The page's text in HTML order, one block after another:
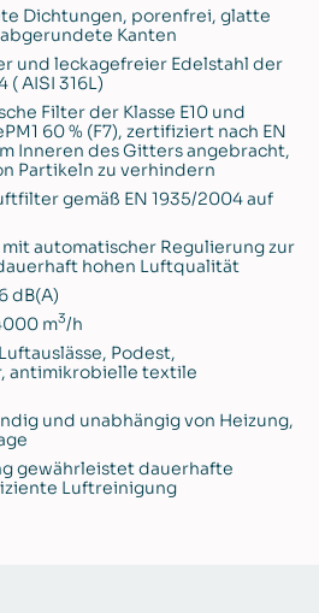
Dichtungen, porenfrei, glatte
Kanten
und leckagefreier Edelstahl der
( AISI 316L)
Filter der Klasse E10 und
60 % (F7), zertifiziert nach EN
Inneren des Gitters angebracht,
Partikeln zu verhindern
gemäß EN 1935/2004 auf
automatischer Regulierung zur
hohen Luftqualität
dB(A)
m3/h
Podest,
antimikrobielle textile
und unabhängig von Heizung,
gewährleistet dauerhafte
Luftreinigung